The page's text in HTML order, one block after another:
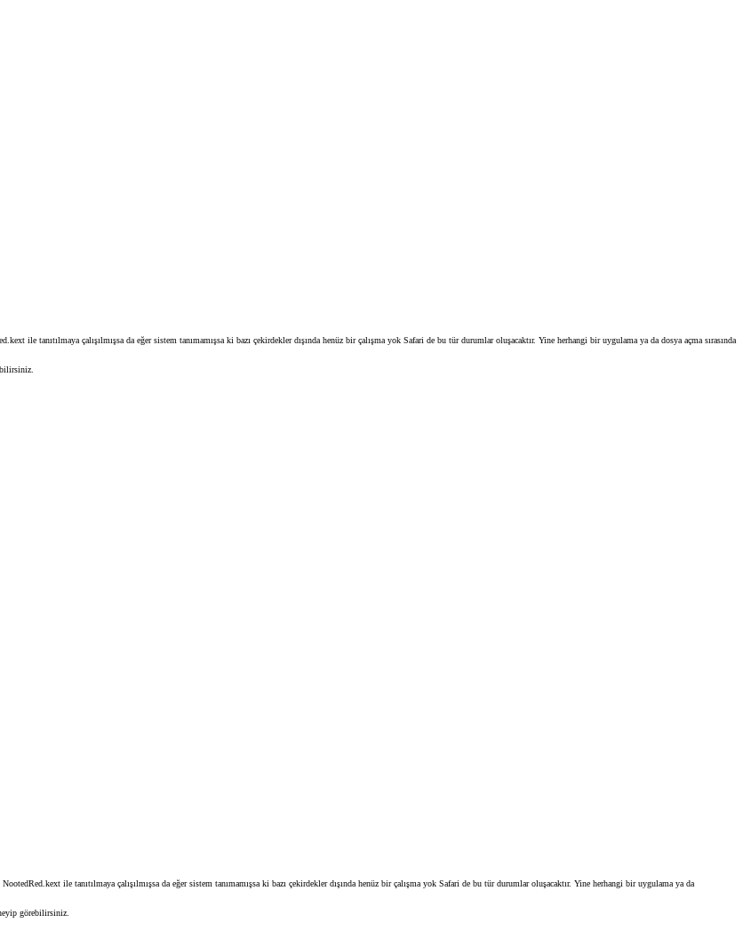
tanıtılmaya çalışılmışsa da eğer sistem tanımamışsa ki bazı çekirdekler dışında henüz bir çalışma yok Safari de bu tür durumlar oluşacaktır. Yine herhangi bir uygulama ya da dosya açma sırasında
ile tanıtılmaya çalışılmışsa da eğer sistem tanımamışsa ki bazı çekirdekler dışında henüz bir çalışma yok Safari de bu tür durumlar oluşacaktır. Yine herhangi bir uygulama ya da
görebilirsiniz.